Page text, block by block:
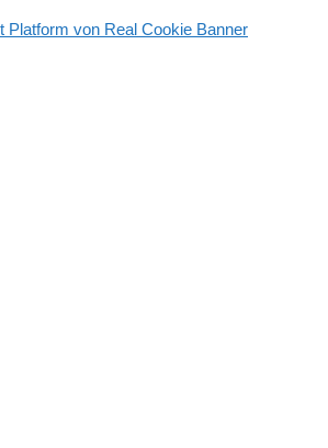
Platform von Real Cookie Banner